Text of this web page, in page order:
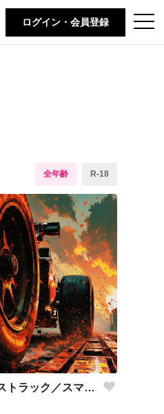
t
o
ログイン・会員登録
全年齢 R-18
灼熱のレーストラック／スマホ壁紙アーカイブ